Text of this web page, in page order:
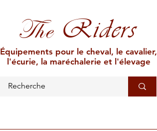
TheRiders
Équipements pour le cheval, le cavalier,
l'écurie, la maréchalerie et l'élevage